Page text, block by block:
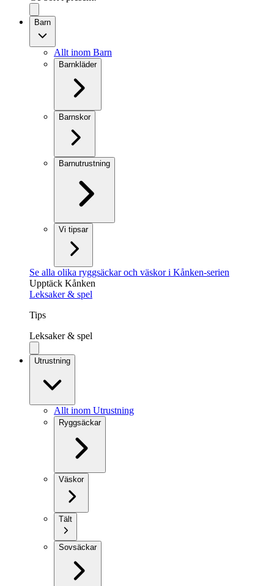
Barn
Allt inom Barn
Barnkläder
Barnskor
Barnutrustning
Vi tipsar
Se alla olika ryggsäckar och väskor i Kånken-serien
Upptäck Kånken
Leksaker & spel
Tips
Leksaker & spel
Utrustning
Allt inom Utrustning
Ryggsäckar
Väskor
Tält
Sovsäckar